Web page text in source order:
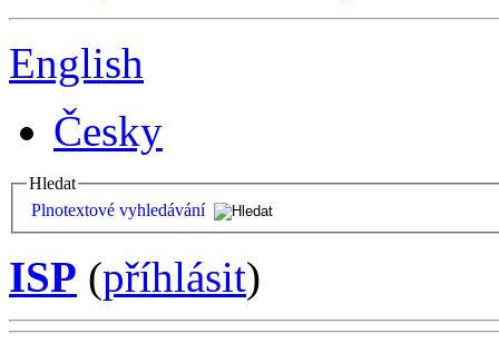
English
Česky
Hledat
Plnotextové vyhledávání
ISP (příhlásit)